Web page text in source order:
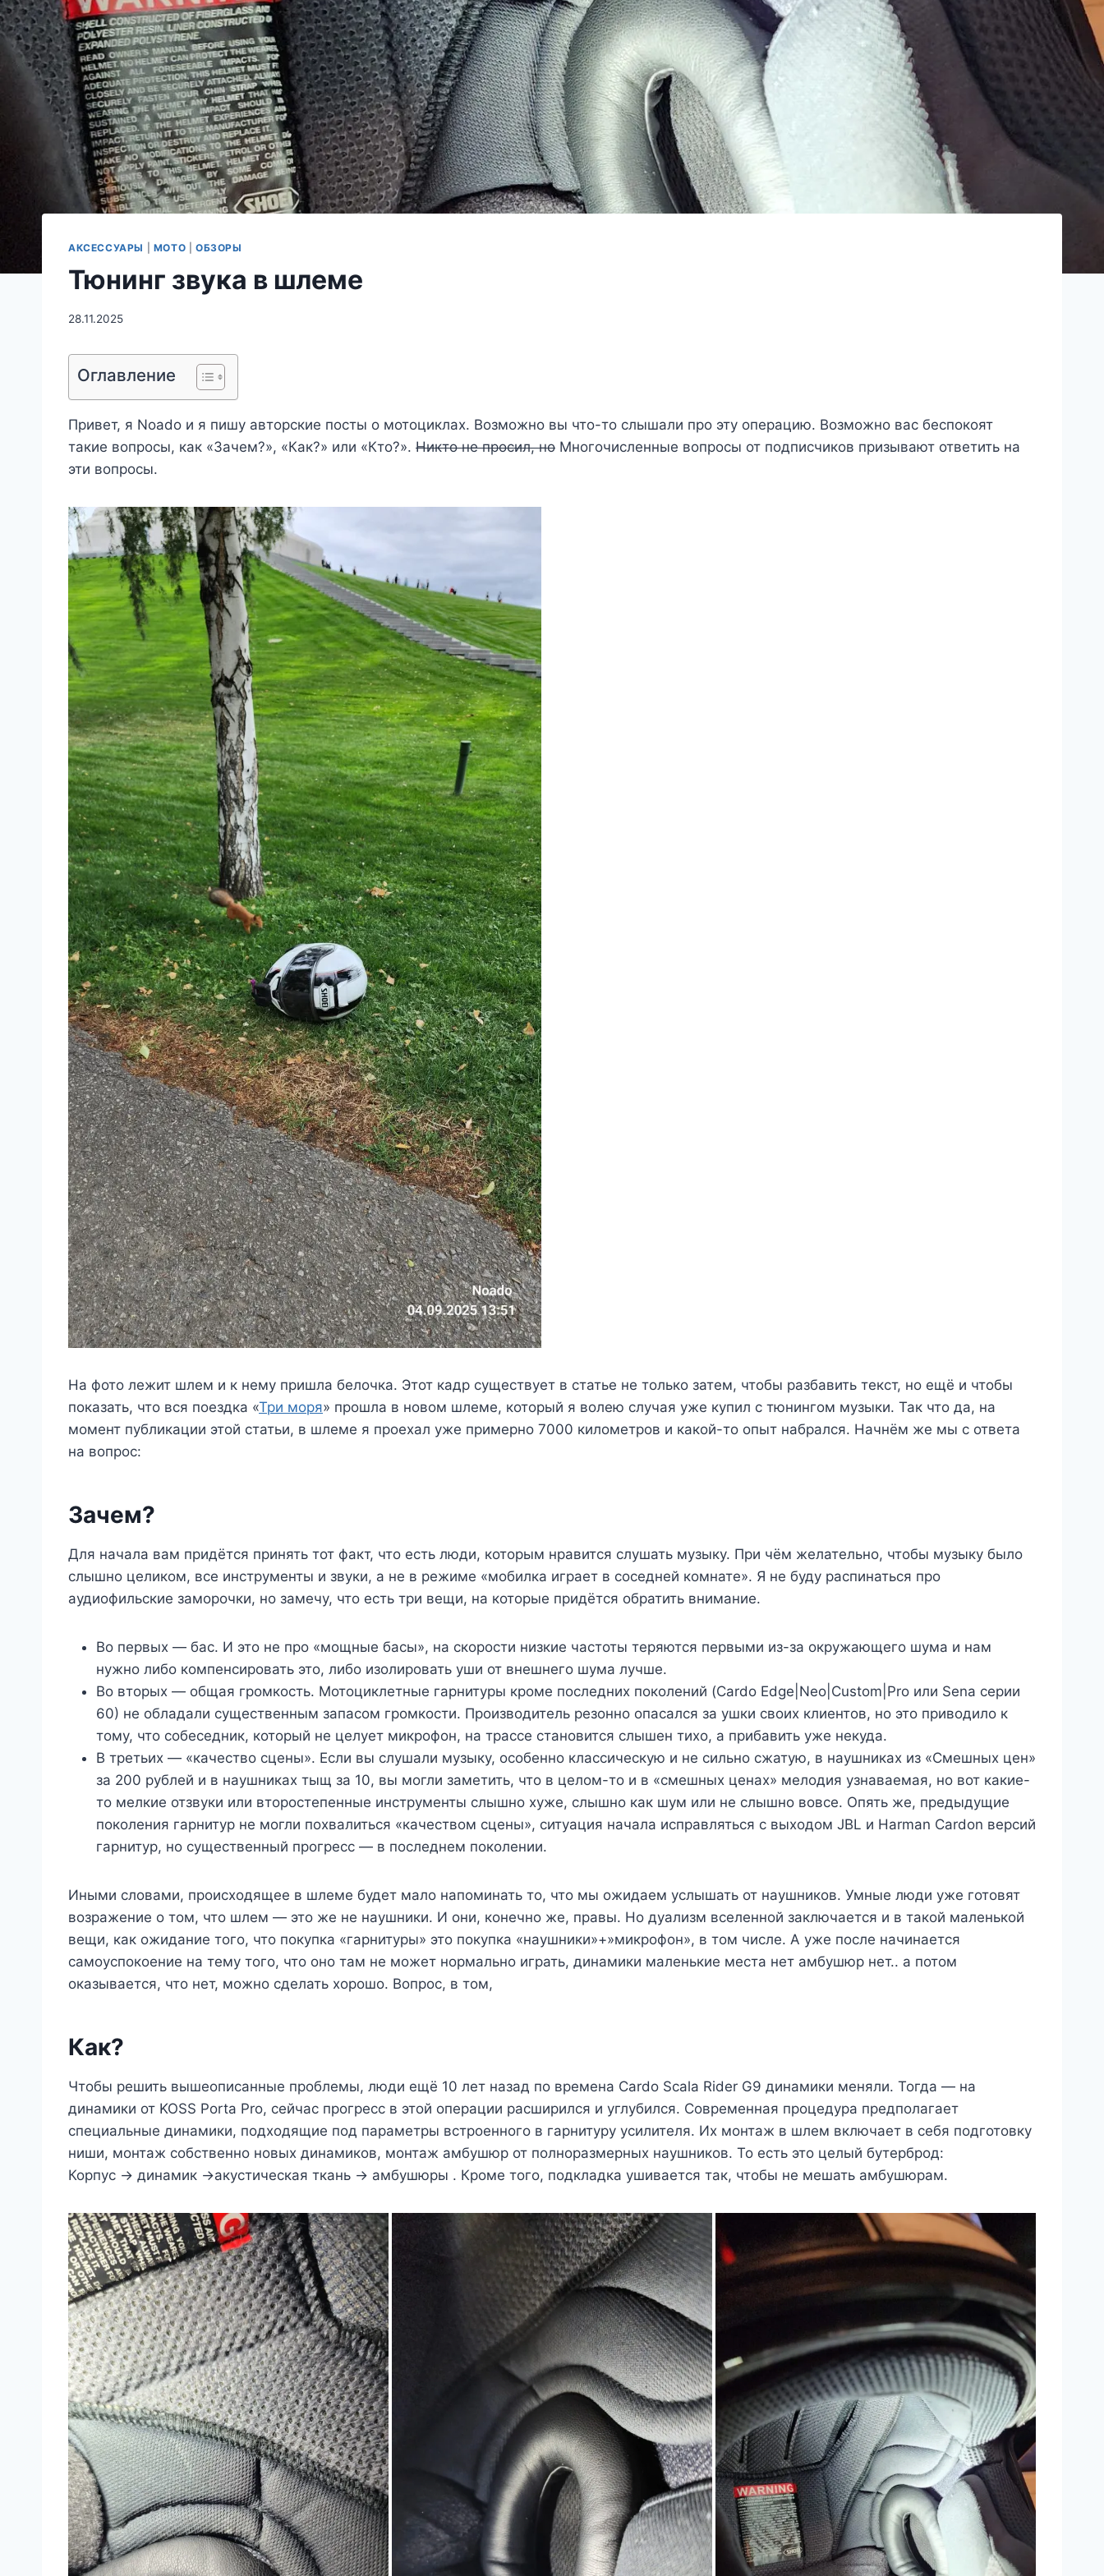
АКСЕССУАРЫ МОТО ОБЗОРЫ
Тюнинг звука в шлеме
28.11.2025
Оглавление
Привет, я Noado и я пишу авторские посты о мотоциклах. Возможно вы что-то слышали про эту операцию. Возможно вас беспокоят
такие вопросы, как «Зачем?», «Как?» или «Кто?». Никто не просил, но Многочисленные вопросы от подписчиков призывают ответить на
эти вопросы.
На фото лежит шлем и к нему пришла белочка. Этот кадр существует в статье не только затем, чтобы разбавить текст, но ещё и чтобы
показать, что вся поездка «Три моря» прошла в новом шлеме, который я волею случая уже купил с тюнингом музыки. Так что да, на
момент публикации этой статьи, в шлеме я проехал уже примерно 7000 километров и какой-то опыт набрался. Начнём же мы с ответа
на вопрос:
Зачем?
Для начала вам придётся принять тот факт, что есть люди, которым нравится слушать музыку. При чём желательно, чтобы музыку было
слышно целиком, все инструменты и звуки, а не в режиме «мобилка играет в соседней комнате». Я не буду распинаться про
аудиофильские заморочки, но замечу, что есть три вещи, на которые придётся обратить внимание.
Во первых — бас. И это не про «мощные басы», на скорости низкие частоты теряются первыми из-за окружающего шума и нам
нужно либо компенсировать это, либо изолировать уши от внешнего шума лучше.
Во вторых — общая громкость. Мотоциклетные гарнитуры кроме последних поколений (Cardo Edge|Neo|Custom|Pro или Sena серии
60) не обладали существенным запасом громкости. Производитель резонно опасался за ушки своих клиентов, но это приводило к
тому, что собеседник, который не целует микрофон, на трассе становится слышен тихо, а прибавить уже некуда.
В третьих — «качество сцены». Если вы слушали музыку, особенно классическую и не сильно сжатую, в наушниках из «Смешных цен»
за 200 рублей и в наушниках тыщ за 10, вы могли заметить, что в целом-то и в «смешных ценах» мелодия узнаваемая, но вот какие-
то мелкие отзвуки или второстепенные инструменты слышно хуже, слышно как шум или не слышно вовсе. Опять же, предыдущие
поколения гарнитур не могли похвалиться «качеством сцены», ситуация начала исправляться с выходом JBL и Harman Cardon версий
гарнитур, но существенный прогресс — в последнем поколении.
Иными словами, происходящее в шлеме будет мало напоминать то, что мы ожидаем услышать от наушников. Умные люди уже готовят
возражение о том, что шлем — это же не наушники. И они, конечно же, правы. Но дуализм вселенной заключается и в такой маленькой
вещи, как ожидание того, что покупка «гарнитуры» это покупка «наушники»+»микрофон», в том числе. А уже после начинается
самоуспокоение на тему того, что оно там не может нормально играть, динамики маленькие места нет амбушюр нет.. а потом
оказывается, что нет, можно сделать хорошо. Вопрос, в том,
Как?
Чтобы решить вышеописанные проблемы, люди ещё 10 лет назад по времена Cardo Scala Rider G9 динамики меняли. Тогда — на
динамики от KOSS Porta Pro, сейчас прогресс в этой операции расширился и углубился. Современная процедура предполагает
специальные динамики, подходящие под параметры встроенного в гарнитуру усилителя. Их монтаж в шлем включает в себя подготовку
ниши, монтаж собственно новых динамиков, монтаж амбушюр от полноразмерных наушников. То есть это целый бутерброд:
Корпус -> динамик ->акустическая ткань -> амбушюры . Кроме того, подкладка ушивается так, чтобы не мешать амбушюрам.